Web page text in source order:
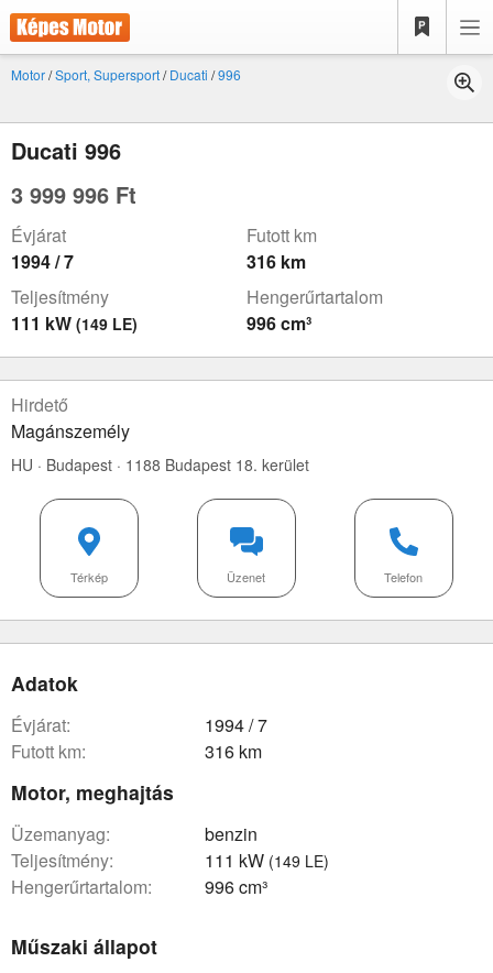
Motor/Sport, Supersport/Ducati /996
Ducati 996
3 999 996 Ft
Évjárat
1994 / 7
Futott km
316 km
Teljesítmény
111 kW (149 LE)
Hengerűrtartalom
996 cm³
Hirdető
Magánszemély
HU · Budapest · 1188 Budapest 18. kerület
Telefon
Üzenet
Térkép
Adatok
évjárat:
1994 / 7
futott km:
316 km
Motor, meghajtás
üzemanyag:
benzin
teljesítmény:
111 kW (149 LE)
hengerűrtartalom: 996 cm³
Műszaki állapot